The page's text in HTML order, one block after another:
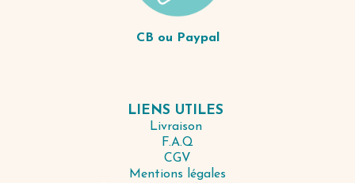
CB ou Paypal
LIENS UTILES
Livraison
F.A.Q
CGV
Mentions légales